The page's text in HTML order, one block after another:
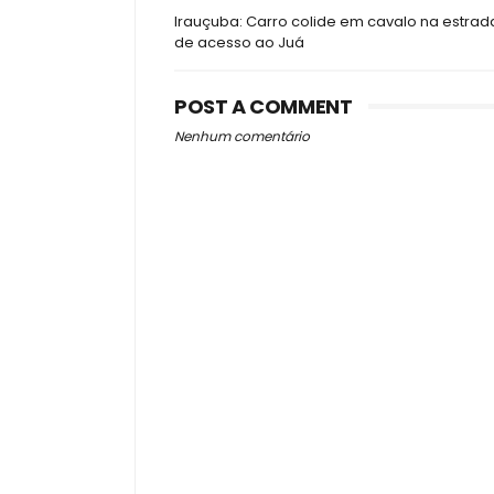
Irauçuba: Carro colide em cavalo na
de acesso ao Juá
POST A COMMENT
Nenhum comentário